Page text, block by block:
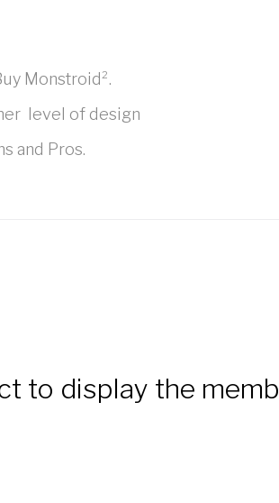
Monstroid².
level of design
and Pros.
to display the